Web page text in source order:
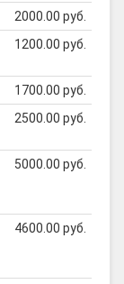
2000.00 руб.
1200.00 руб.
1700.00 руб.
2500.00 руб.
5000.00 руб.
4600.00 руб.